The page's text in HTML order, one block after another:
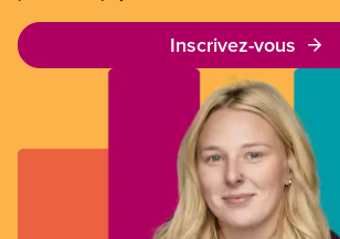
Inscrivez-vous